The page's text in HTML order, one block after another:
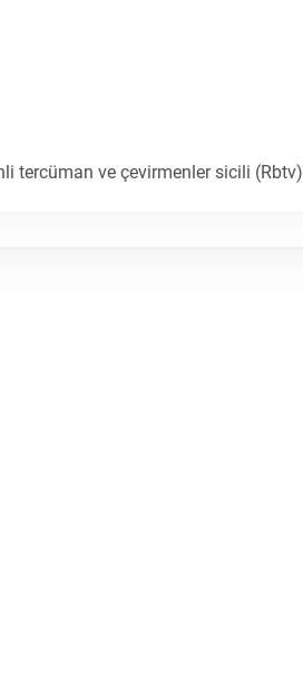
tercüman ve çevirmenler sicili (Rbtv)